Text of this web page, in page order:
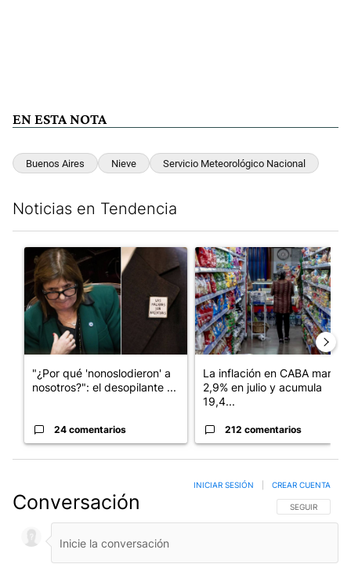
EN ESTA NOTA
Buenos Aires Nieve Servicio Meteorológico Nacional
Noticias en Tendencia
Un artículo de tendencia con el título ""¿Por qué
"¿Por qué 'nonoslodieron' a
nosotros?": el desopilante ...
24 comentarios
Un artículo de tendencia con
La inflación en CABA marcó
2,9% en julio y acumula
19,4...
212 comentarios
Conversación SIGA ESTA
SEGUIR
INICIAR SESIÓN CREAR CUENTA